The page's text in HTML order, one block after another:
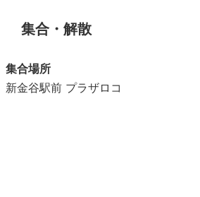
集合・解散
集合場所
新金谷駅前 プラザロコ